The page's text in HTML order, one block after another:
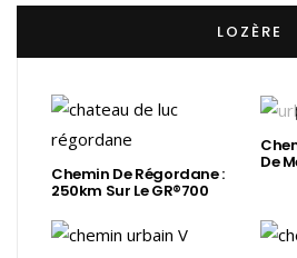
LOZÈRE
Chemin De Régordane :
250km Sur Le GR®700
De